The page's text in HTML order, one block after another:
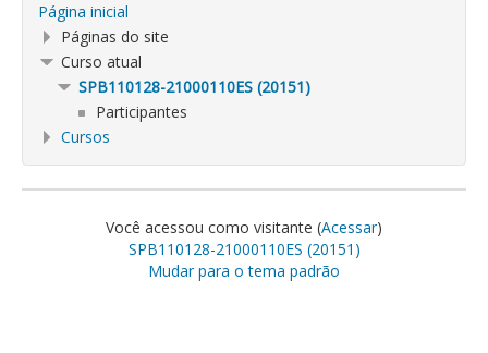
Página inicial
Páginas do site
Curso atual
SPB110128-21000110ES (20151)
Participantes
Cursos
Você acessou como visitante (Acessar)
SPB110128-21000110ES (20151)
Mudar para o tema padrão